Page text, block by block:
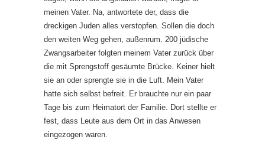
meinen Vater. Na, antwortete der, dass die
dreckigen Juden alles verstopfen. Sollen die doch
den weiten Weg gehen, außenrum. 200 jüdische
Zwangsarbeiter folgten meinem Vater zurück über
die mit Sprengstoff gesäumte Brücke. Keiner hielt
sie an oder sprengte sie in die Luft. Mein Vater
hatte sich selbst befreit. Er brauchte nur ein paar
Tage bis zum Heimatort der Familie. Dort stellte er
fest, dass Leute aus dem Ort in das Anwesen
eingezogen waren.